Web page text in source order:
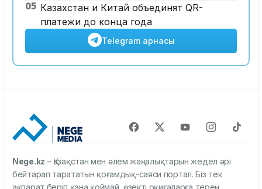
05 Казахстан и Китай объединят QR-
платежи до конца года
Telegram арнасы
Nege.kz – Қазақстан мен әлем жаңалықтарын жедел әрі
бейтарап тарататын қоғамдық-саяси портал. Біз тек